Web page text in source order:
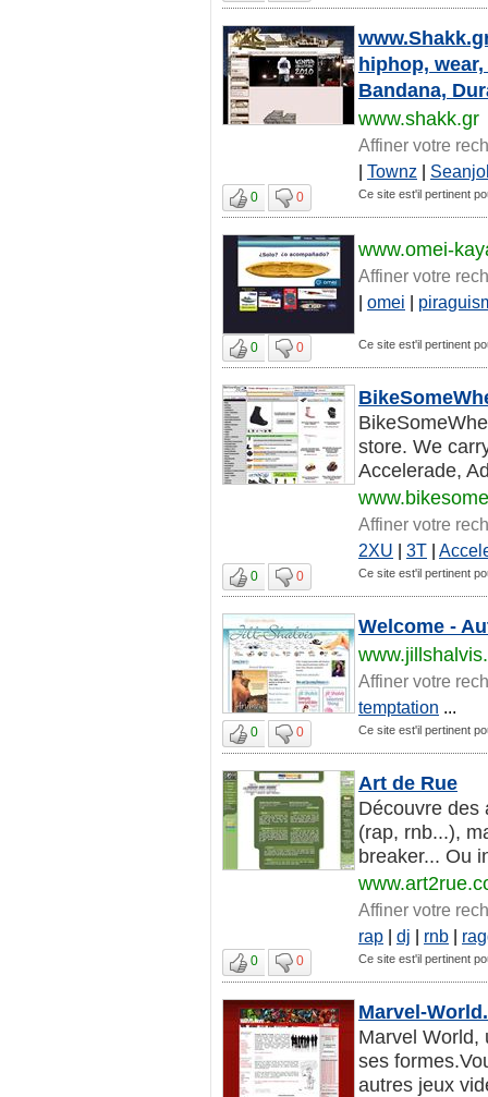
hiphop, wear,
Bandana,
www.shakk.gr
Affiner votre
| Townz |
0 0 Ce site est'il pertinent
www.omei-
Affiner votre
| omei |
0 0 Ce site est'il pertinent
store. We
Accelerade,
Affiner votre
2XU | 3T |
0 0 Ce site est'il pertinent
Welcome -
Affiner votre
temptation ...
0 0 Ce site est'il pertinent
Art de Rue
Découvre des
(rap, rnb...),
breaker... Ou
Affiner votre
rap | dj | rnb |
0 0 Ce site est'il pertinent
Marvel-
Marvel World,
ses
autres jeux